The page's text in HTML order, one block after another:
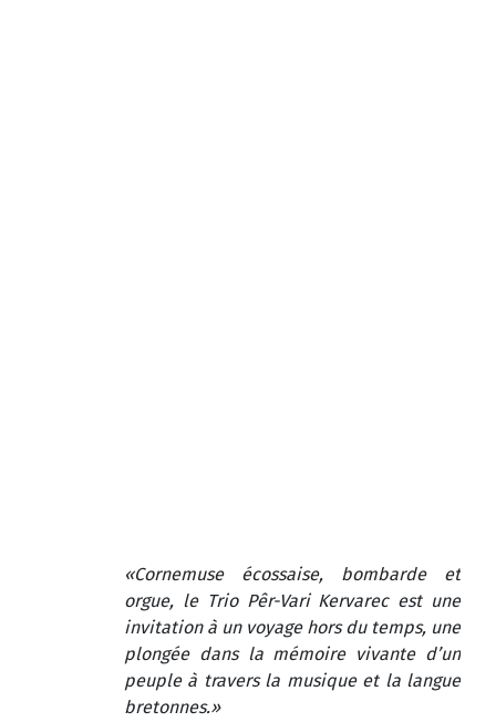
«Cornemuse écossaise, bombarde et
orgue, le Trio Pêr-Vari Kervarec est une
invitation à un voyage hors du temps, une
plongée dans la mémoire vivante d’un
peuple à travers la musique et la langue
bretonnes.»